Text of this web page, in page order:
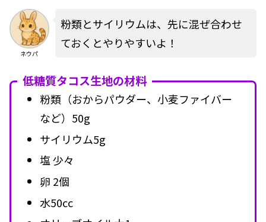
ネウパ
粉類とサイリウムは、先に混ぜ合わせ
ておくとやりやすいよ！
低糖質タコス生地の材料
粉類（おからパウダー、小麦ファイバー
など）50g
サイリウム5g
塩 少々
卵 2個
水50cc